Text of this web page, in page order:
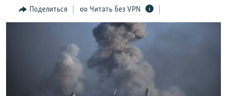
ВернутсяИНТЕРАКТИВ
ТЕЛЕПРОЕКТ КРЫМ.РЕАЛИИ
СОВЕТЫ ПРАВОЗАЩИТНИКОВ
РАДІО СВОБОДА
КАК ОБОЙТИ БЛОКИРОВКУ
Поделиться Читать без VPN